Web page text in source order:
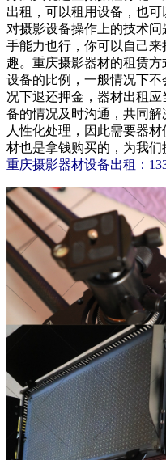
出租，可以租用设备，也
对摄影设备操作上的技术
手能力也行，你可以自己
趣。重庆摄影器材的租赁
设备的比例，一般情况下
况下退还押金，器材出租
备的情况及时沟通，共同
人性化处理，因此需要器
材也是拿钱购买的，为我们
重庆摄影器材设备出租：